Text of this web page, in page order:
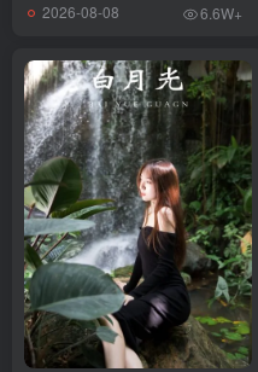
2026-08-08 6.6W+